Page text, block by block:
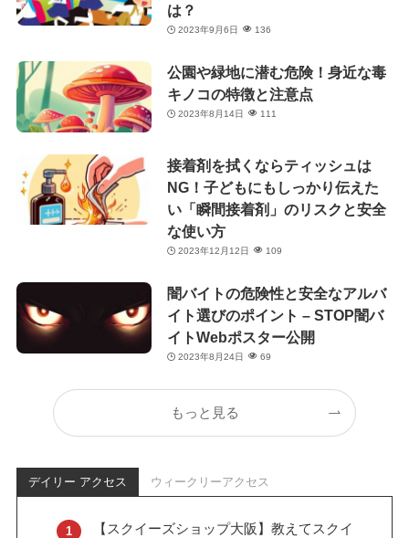
は？
2023年9月6日 136
公園や緑地に潜む危険！身近な毒
キノコの特徴と注意点
2023年8月14日 111
接着剤を拭くならティッシュは
NG！子どもにもしっかり伝えた
い「瞬間接着剤」のリスクと安全
な使い方
2023年12月12日 109
闇バイトの危険性と安全なアルバ
イト選びのポイント – STOP闇バ
イトWebポスター公開
2023年8月24日 69
もっと見る
デイリー アクセス ウィークリーアクセス
【スクイーズショップ大阪】教えてスクイ